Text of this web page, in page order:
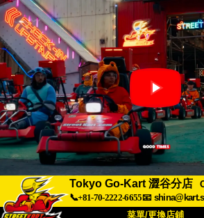
Tokyo Go-Kart 澀谷分店
📞+81-70-2222-6655📧
菜單/更換店鋪